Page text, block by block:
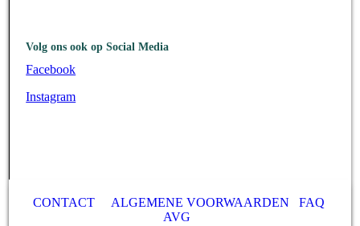
Volg ons ook op Social Media
Facebook
Instagram
CONTACT ALGEMENE VOORWAARDEN
FAQ
AVG